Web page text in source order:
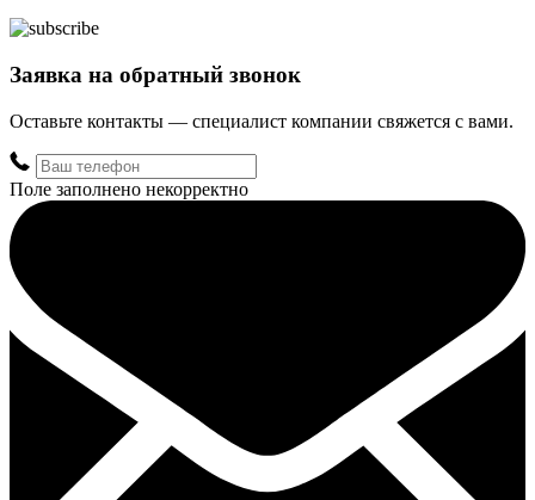
Заявка на обратный звонок
Оставьте контакты — специалист компании свяжется с вами.
Поле заполнено некорректно